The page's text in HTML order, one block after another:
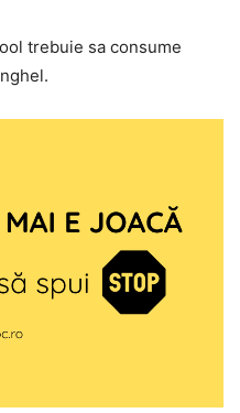
trebuie sa consume